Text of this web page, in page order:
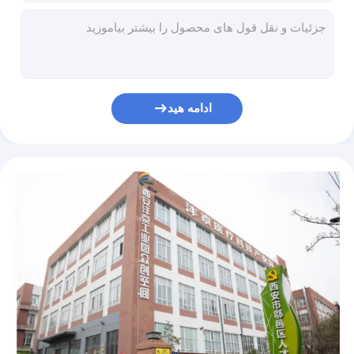
360 درجه LCD قابل استفاده مجدد بیهوشی ویدئویی لارنگوسکوپ 2 میلیون پیکسل
آندوسکوپ قابل حمل تصویری 3 اینچی 1280*720 پیکسل
کارت SD 32 گیگابایتی دستی لارنگوسکوپ آندوسکوپ بیهوشی
لارنگوسکوپ 3 اینچی قابل حمل ویدئویی 3400 MA
ادامه هید